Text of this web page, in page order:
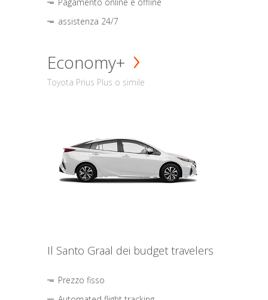
assistenza 24/7
Economy+
Toyota Prius Plus o simile
Il Santo Graal dei budget travelers
Prezzo fisso